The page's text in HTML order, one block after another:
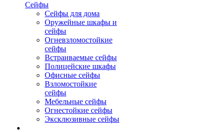
Сейфы
Сейфы для дома
Оружейные шкафы и
сейфы
Огневзломостойкие
сейфы
Встраиваемые сейфы
Полицейские шкафы
Офисные сейфы
Взломостойкие
сейфы
Мебельные сейфы
Огнестойкие сейфы
Эксклюзивные сейфы